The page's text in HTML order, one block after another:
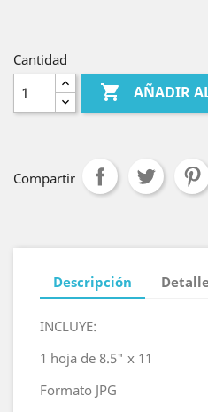
Cantidad
 AÑADIR
Compartir
Descripción
INCLUYE:
1 hoja de 8.5" x 11
Formato JPG